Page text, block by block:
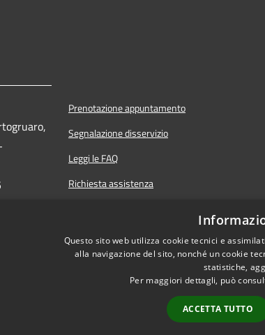
Prenotazione appuntamento
Segnalazione disservizio
Leggi le FAQ
Richiesta assistenza
Questo sito web utilizza cookie tecnici e
alla navigazione del sito, nonché un cookie
statistiche,
Per maggiori dettagli, può
ACCETTA TUTTO